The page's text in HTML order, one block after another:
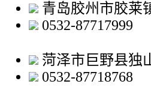
青岛胶州市胶莱
0532-87717999
菏泽市巨野县独
0532-87718768